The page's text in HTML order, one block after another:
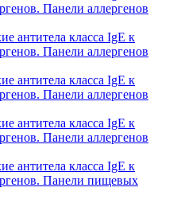
Панели аллергенов
антитела класса IgE к
Панели аллергенов
антитела класса IgE к
Панели аллергенов
антитела класса IgE к
Панели аллергенов
антитела класса IgE к
Панели пищевых